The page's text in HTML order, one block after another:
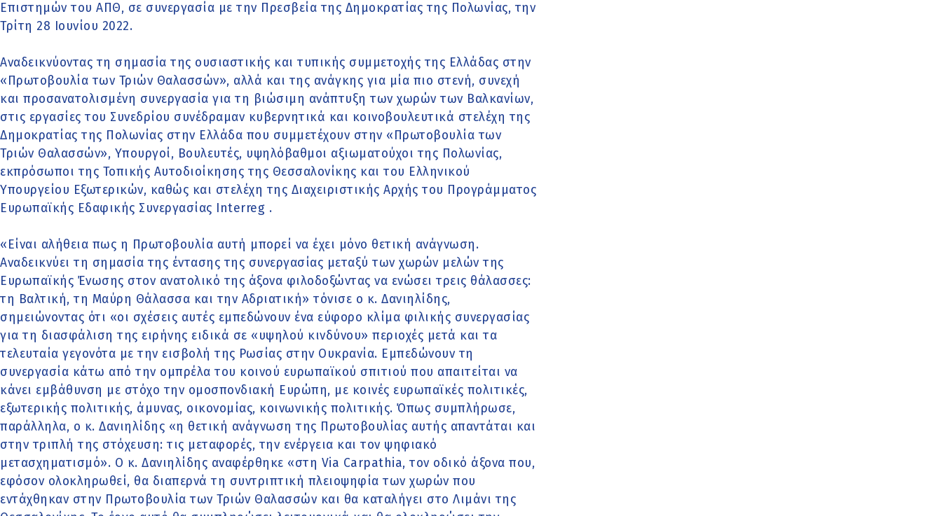
Επιστημών του ΑΠΘ, σε συνεργασία με την Πρεσβεία της Δημοκρατίας της Πολωνίας, την
Τρίτη 28 Ιουνίου 2022.
Αναδεικνύοντας τη σημασία της ουσιαστικής και τυπικής συμμετοχής της Ελλάδας στην
«Πρωτοβουλία των Τριών Θαλασσών», αλλά και της ανάγκης για μία πιο στενή, συνεχή
και προσανατολισμένη συνεργασία για τη βιώσιμη ανάπτυξη των χωρών των Βαλκανίων,
στις εργασίες του Συνεδρίου συνέδραμαν κυβερνητικά και κοινοβουλευτικά στελέχη της
Δημοκρατίας της Πολωνίας στην Ελλάδα που συμμετέχουν στην «Πρωτοβουλία των
Τριών Θαλασσών», Υπουργοί, Βουλευτές, υψηλόβαθμοι αξιωματούχοι της Πολωνίας,
εκπρόσωποι της Τοπικής Αυτοδιοίκησης της Θεσσαλονίκης και του Ελληνικού
Υπουργείου Εξωτερικών, καθώς και στελέχη της Διαχειριστικής Αρχής του Προγράμματος
Ευρωπαϊκής Εδαφικής Συνεργασίας Interreg .
«Είναι αλήθεια πως η Πρωτοβουλία αυτή μπορεί να έχει μόνο θετική ανάγνωση.
Αναδεικνύει τη σημασία της έντασης της συνεργασίας μεταξύ των χωρών μελών της
Ευρωπαϊκής Ένωσης στον ανατολικό της άξονα φιλοδοξώντας να ενώσει τρεις θάλασσες:
τη Βαλτική, τη Μαύρη Θάλασσα και την Αδριατική» τόνισε ο κ. Δανιηλίδης,
σημειώνοντας ότι «οι σχέσεις αυτές εμπεδώνουν ένα εύφορο κλίμα φιλικής συνεργασίας
για τη διασφάλιση της ειρήνης ειδικά σε «υψηλού κινδύνου» περιοχές μετά και τα
τελευταία γεγονότα με την εισβολή της Ρωσίας στην Ουκρανία. Εμπεδώνουν τη
συνεργασία κάτω από την ομπρέλα του κοινού ευρωπαϊκού σπιτιού που απαιτείται να
κάνει εμβάθυνση με στόχο την ομοσπονδιακή Ευρώπη, με κοινές ευρωπαϊκές πολιτικές,
εξωτερικής πολιτικής, άμυνας, οικονομίας, κοινωνικής πολιτικής. Όπως συμπλήρωσε,
παράλληλα, ο κ. Δανιηλίδης «η θετική ανάγνωση της Πρωτοβουλίας αυτής απαντάται και
στην τριπλή της στόχευση: τις μεταφορές, την ενέργεια και τον ψηφιακό
μετασχηματισμό». Ο κ. Δανιηλίδης αναφέρθηκε «στη Via Carpathia, τον οδικό άξονα που,
εφόσον ολοκληρωθεί, θα διαπερνά τη συντριπτική πλειοψηφία των χωρών που
εντάχθηκαν στην Πρωτοβουλία των Τριών Θαλασσών και θα καταλήγει στο Λιμάνι της